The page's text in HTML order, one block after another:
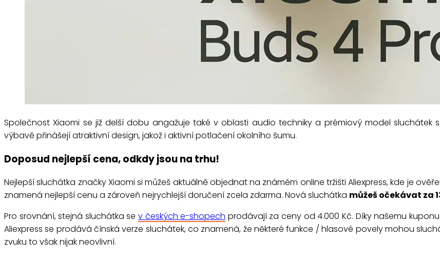
Společnost Xiaomi se již delší dobu angažuje také v oblasti audio techniky a prémiový model sluchátek
výbavě přinášejí atraktivní design, jakož i aktivní potlačení okolního šumu.
Doposud nejlepší cena, odkdy jsou na trhu!
Nejlepší sluchátka značky Xiaomi si můžeš aktuálně objednat na známém online tržišti Aliexpress, kde je
znamená nejlepší cenu a zároveň nejrychlejší doručení zcela zdarma. Nová sluchátka můžeš očekávat za
Pro srovnání, stejná sluchátka se v českých e-shopech prodávají za ceny od 4.000 Kč. Díky našemu
Aliexpress se prodává čínská verze sluchátek, co znamená, že některé funkce / hlasové povely mohou
zvuku to však nijak neovlivní.